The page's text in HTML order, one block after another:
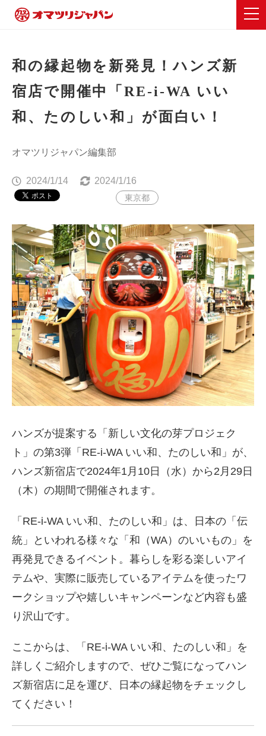
和の縁起物を新発見！ハンズ新
宿店で開催中「RE-i-WA いい
和、たのしい和」が面白い！
オマツリジャパン編集部
2024/1/14 2024/1/16
東京都
ハンズが提案する「新しい文化の芽プロジェク
ト」の第3弾「RE-i-WA いい和、たのしい和」が、
ハンズ新宿店で2024年1月10日（水）から2月29日
（木）の期間で開催されます。
「RE-i-WA いい和、たのしい和」は、日本の「伝
統」といわれる様々な「和（WA）のいいもの」を
再発見できるイベント。暮らしを彩る楽しいアイ
テムや、実際に販売しているアイテムを使ったワ
ークショップや嬉しいキャンペーンなど内容も盛
り沢山です。
ここからは、「RE-i-WA いい和、たのしい和」を
詳しくご紹介しますので、ぜひご覧になってハン
ズ新宿店に足を運び、日本の縁起物をチェックし
てください！